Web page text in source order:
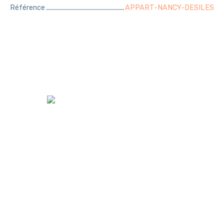
Référence
APPART-NANCY-DESILES